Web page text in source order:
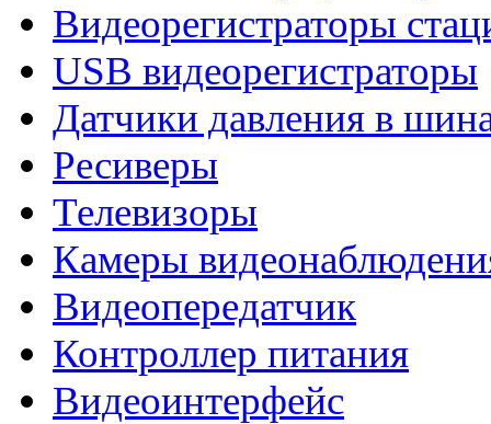
Видеорегистраторы
USB видеорегистраторы
Датчики давления в
Ресиверы
Телевизоры
Камеры
Видеопередатчик
Контроллер питания
Видеоинтерфейс